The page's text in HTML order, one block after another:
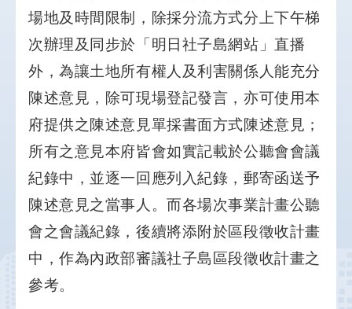
場地及時間限制，除採分流方式分上下午梯
次辦理及同步於「明日社子島網站」直播
外，為讓土地所有權人及利害關係人能充分
陳述意見，除可現場登記發言，亦可使用本
府提供之陳述意見單採書面方式陳述意見；
所有之意見本府皆會如實記載於公聽會會議
紀錄中，並逐一回應列入紀錄，郵寄函送予
陳述意見之當事人。而各場次事業計畫公聽
會之會議紀錄，後續將添附於區段徵收計畫
中，作為內政部審議社子島區段徵收計畫之
參考。